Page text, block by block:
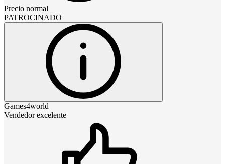
Precio normal
PATROCINADO
Games4world
Vendedor excelente